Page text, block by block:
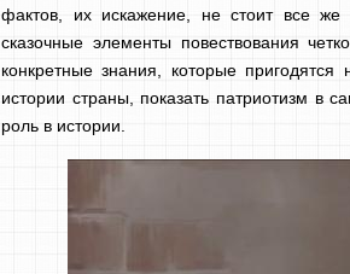
фактов, их искажение, не стоит все же
сказочные элементы повествования
конкретные знания, которые
истории страны, показать патриотизм в
роль в истории.